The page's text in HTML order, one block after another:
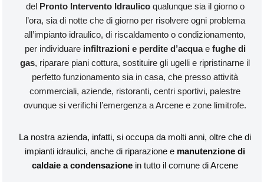
del Pronto Intervento Idraulicoqualunque sia il giorno o
l’ora, sia di notte che di giorno per risolvere ogni problema
all’impianto idraulico, di riscaldamento o condizionamento,
per individuare infiltrazioni e perdite d’acquae fughe di
gas, riparare piani cottura, sostituire gli ugelli e ripristinarne il
perfetto funzionamento sia in casa, che presso attività
commerciali, aziende, ristoranti, centri sportivi, palestre
ovunque si verifichi l’emergenza a Arcene e zone limitrofe.
La nostra azienda, infatti, si occupa da molti anni, oltre che di
impianti idraulici, anche di riparazione e manutenzione di
caldaie a condensazione in tutto il comune di Arcene